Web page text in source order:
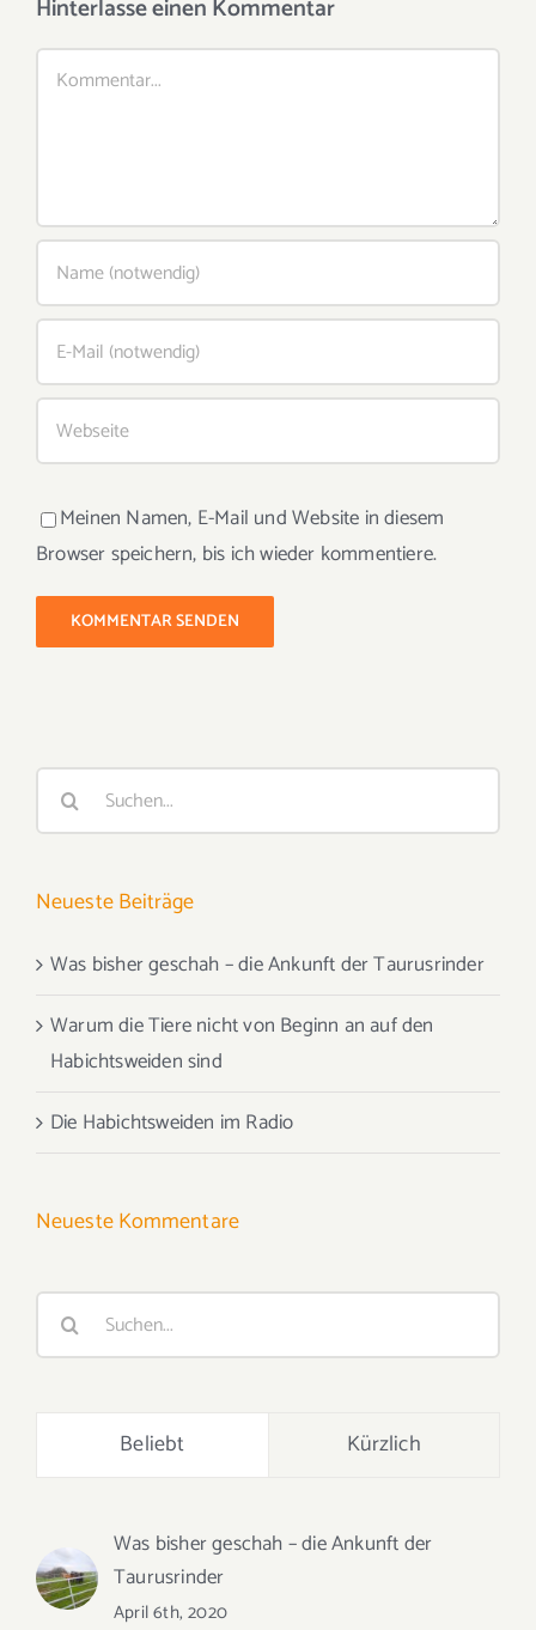
Hinterlasse einen Kommentar
Kommentar
Meinen Namen, E-Mail und Website in diesem
Browser speichern, bis ich wieder kommentiere.
Suche
nach:
Neueste Beiträge
Was bisher geschah – die Ankunft der Taurusrinder
Warum die Tiere nicht von Beginn an auf den
Habichtsweiden sind
Die Habichtsweiden im Radio
Neueste Kommentare
Suche
nach:
Beliebt Kürzlich
Was bisher geschah – die Ankunft der
Taurusrinder
April 6th, 2020